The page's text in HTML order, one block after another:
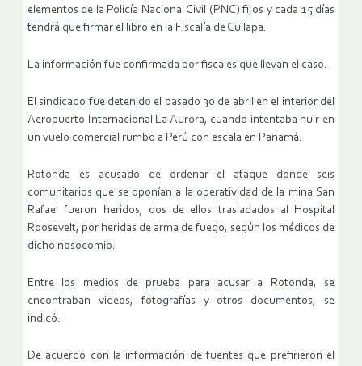
elementos de la Policía Nacional Civil (PNC) fijos y cada 15 días
tendrá que firmar el libro en la Fiscalía de Cuilapa.
La información fue confirmada por fiscales que llevan el caso.
El sindicado fue detenido el pasado 30 de abril en el interior del
Aeropuerto Internacional La Aurora, cuando intentaba huir en
un vuelo comercial rumbo a Perú con escala en Panamá.
Rotonda es acusado de ordenar el ataque donde seis
comunitarios que se oponían a la operatividad de la mina San
Rafael fueron heridos, dos de ellos trasladados al Hospital
Roosevelt, por heridas de arma de fuego, según los médicos de
dicho nosocomio.
Entre los medios de prueba para acusar a Rotonda, se
encontraban videos, fotografías y otros documentos, se
indicó.
De acuerdo con la información de fuentes que prefirieron el